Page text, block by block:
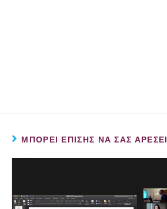
ΜΠΟΡΕΊ ΕΠΊΣΗΣ ΝΑ ΣΑΣ ΑΡΈΣΕΙ